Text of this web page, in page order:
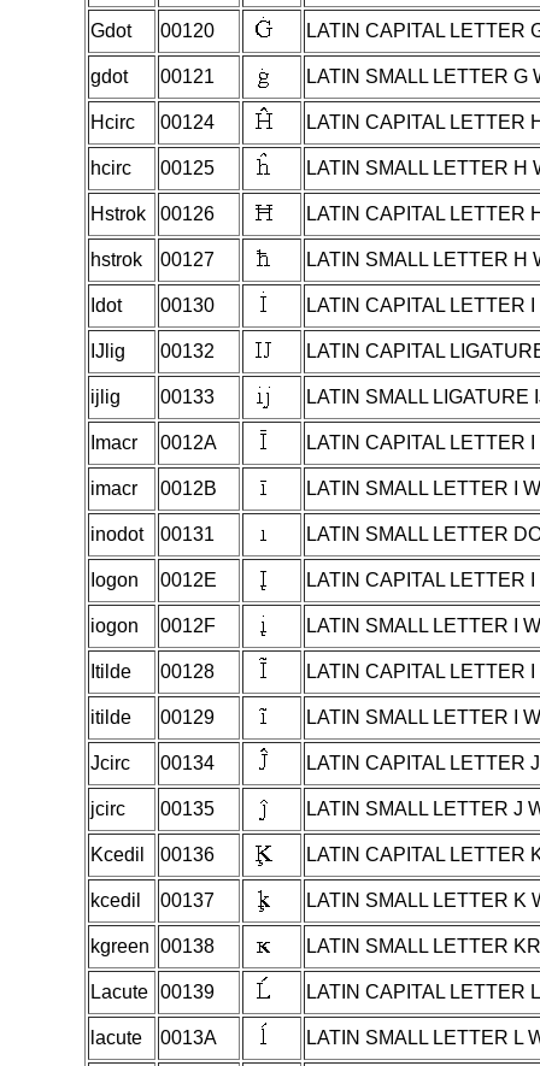
Gdot 00120 LATIN CAPITAL LETTER
gdot 00121 LATIN SMALL LETTER G
Hcirc 00124 LATIN CAPITAL LETTER
hcirc 00125 LATIN SMALL LETTER H
Hstrok 00126 LATIN CAPITAL LETTER
hstrok 00127 LATIN SMALL LETTER H
Idot 00130 LATIN CAPITAL LETTER
IJlig 00132 LATIN CAPITAL
ijlig 00133 LATIN SMALL LIGATURE
Imacr 0012A LATIN CAPITAL LETTER
imacr 0012B LATIN SMALL LETTER I
inodot 00131 LATIN SMALL LETTER
Iogon 0012E LATIN CAPITAL LETTER
iogon 0012F LATIN SMALL LETTER I
Itilde 00128 LATIN CAPITAL LETTER
itilde 00129 LATIN SMALL LETTER I
Jcirc 00134 LATIN CAPITAL LETTER
jcirc 00135 LATIN SMALL LETTER J
Kcedil 00136 LATIN CAPITAL LETTER
kcedil 00137 LATIN SMALL LETTER K
kgreen 00138 LATIN SMALL LETTER
Lacute 00139 LATIN CAPITAL LETTER
lacute 0013A LATIN SMALL LETTER L